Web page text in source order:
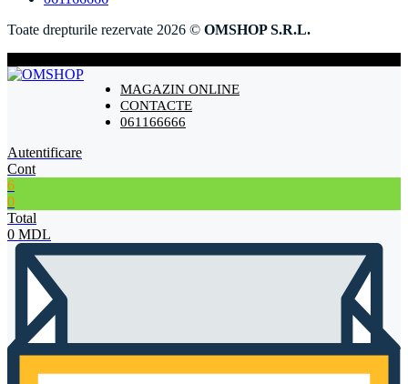
Toate drepturile rezervate 2026 © OMSHOP S.R.L.
MAGAZIN ONLINE
CONTACTE
061166666
Autentificare
Cont
6
0
Total
0 MDL